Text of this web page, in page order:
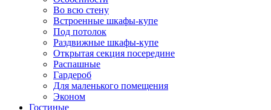
Во всю стену
Встроенные шкафы-купе
Под потолок
Раздвижные шкафы-купе
Открытая секция посередине
Распашные
Гардероб
Для маленького помещения
Эконом
Гостиные